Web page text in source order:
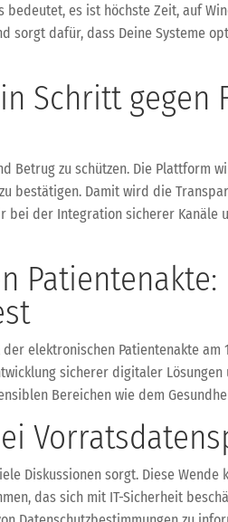
es ist höchste Zeit, auf
sorgt dafür, dass Deine Systeme
Schritt gegen
Betrug zu schützen. Die Plattform
bestätigen. Damit wird die
bei der Integration sicherer Kanäle
Patientenakte:
elektronischen Patientenakte am
sicherer digitaler
Bereichen wie dem
Diskussionen sorgt. Diese Wende
das sich mit IT-Sicherheit